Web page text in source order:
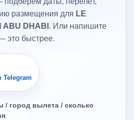
размещения для LE
ABU DHABI . Или напишите
это быстрее.
Telegram
/ город вылета / сколько